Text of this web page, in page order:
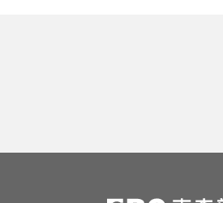
秘生物頭部」官方證實了
亞運／鐵人好手江典祐期